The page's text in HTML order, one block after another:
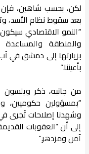
لكن، بحسب شاهين،
بعد سقوط نظام الأسد،
“النمو الاقتصادي سيكون
والمنطقة
بزيارتها إلى دمشق في
بأعيننا.”
من جانبه، ذكر ويلسون
“بمسؤولين حكوميين،
وشهدنا إصلاحات تُجرى
إلى أن “العقوبات
آمن ومزدهر.”